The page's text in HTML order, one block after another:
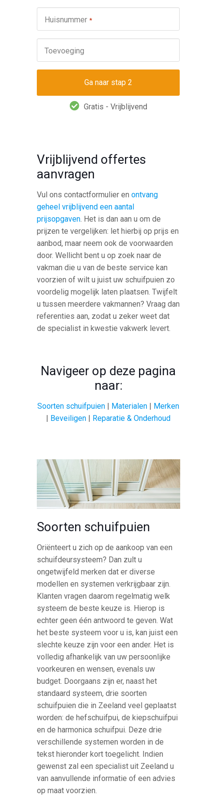
Huisnummer *
Toevoeging
Gratis - Vrijblijvend
Vrijblijvend offertes
aanvragen
Vul ons contactformulier enontvang
geheel vrijblijvend een aantal
prijsopgaven. Het is dan aan u om de
prijzen te vergelijken: let hierbij op prijs en
aanbod, maar neem ook de voorwaarden
door. Wellicht bent u op zoek naar de
vakman die u van de beste service kan
voorzien of wilt u juist uw schuifpuien zo
voordelig mogelijk laten plaatsen. Twijfelt
u tussen meerdere vakmannen? Vraag dan
referenties aan, zodat u zeker weet dat
de specialist in kwestie vakwerk levert.
Navigeer op deze pagina
naar:
Soorten schuifpuien | Materialen | Merken
| Beveiligen | Reparatie & Onderhoud
Soorten schuifpuien
Oriënteert u zich op de aankoop van een
schuifdeursysteem? Dan zult u
ongetwijfeld merken dat er diverse
modellen en systemen verkrijgbaar zijn.
Klanten vragen daarom regelmatig welk
systeem de beste keuze is. Hierop is
echter geen één antwoord te geven. Wat
het beste systeem voor u is, kan juist een
slechte keuze zijn voor een ander. Het is
volledig afhankelijk van uw persoonlijke
voorkeuren en wensen, evenals uw
budget. Doorgaans zijn er, naast het
standaard systeem, drie soorten
schuifpuien die in Zeeland veel geplaatst
worden: de hefschuifpui, de kiepschuifpui
en de harmonica schuifpui. Deze drie
verschillende systemen worden in de
tekst hieronder kort toegelicht. Indien
gewenst zal een specialist uit Zeeland u
van aanvullende informatie of een advies
op maat voorzien.